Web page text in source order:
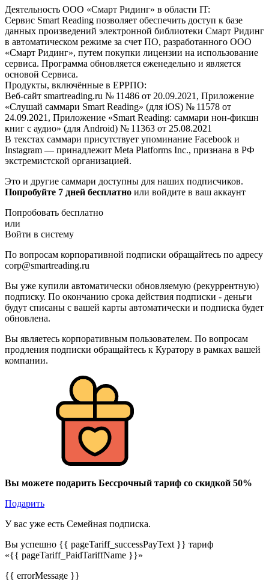
Деятельность ООО «Смарт Ридинг» в области IT:
Сервис Smart Reading позволяет обеспечить доступ к базе
данных произведений электронной библиотеки Смарт Ридинг
в автоматическом режиме за счет ПО, разработанного ООО
«Смарт Ридинг», путем покупки лицензии на использование
сервиса. Программа обновляется еженедельно и является
основой Сервиса.
Продукты, включённые в ЕРРПО:
Веб-сайт smartreading.ru № 11486 от 20.09.2021, Приложение
«Слушай саммари Smart Reading» (для iOS) № 11578 от
24.09.2021, Приложение «Smart Reading: саммари нон-фикшн
книг с аудио» (для Android) № 11363 от 25.08.2021
В текстах саммари присутствует упоминание Facebook и
Instagram — принадлежит Meta Platforms Inc., признана в РФ
экстремистской организацией.
Это и другие саммари доступны для наших подписчиков.
Попробуйте 7 дней бесплатно или войдите в ваш аккаунт
Попробовать бесплатно
или
Войти в систему
По вопросам корпоративной подписки обращайтесь по адресу
corp@smartreading.ru
Вы уже купили автоматически обновляемую (рекуррентную)
подписку. По окончанию срока действия подписки - деньги
будут списаны с вашей карты автоматически и подписка будет
обновлена.
Вы являетесь корпоративным пользователем. По вопросам
продления подписки обращайтесь к Куратору в рамках вашей
компании.
Вы можете подарить Бессрочный тариф со скидкой 50%
Подарить
У вас уже есть Семейная подписка.
Вы успешно {{ pageTariff_successPayText }} тариф
«{{ pageTariff_PaidTariffName }}»
{{ errorMessage }}